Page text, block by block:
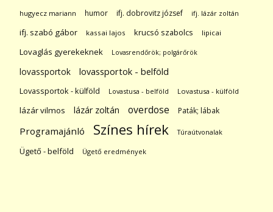
hugyecz mariann humor ifj. dobrovitz józsef ifj. lázár zoltán
ifj. szabó gábor kassai lajos krucsó szabolcs lipicai
Lovaglás gyerekeknek Lovasrendőrök; polgárőrök
lovassportok lovassportok - belföld
Lovassportok - külföld Lovastusa - belföld Lovastusa - külföld
lázár vilmos lázár zoltán overdose Paták; lábak
Programajánló Színes hírek Túraútvonalak
Ügető - belföld Ügető eredmények